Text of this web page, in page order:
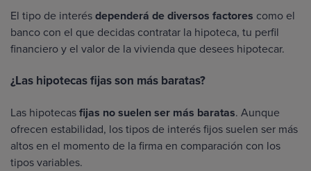
El tipo de interésdependerá de diversos factores como el
banco con el que decidas contratar la hipoteca, tu perfil
financiero y el valor de la vivienda que desees hipotecar.
¿Las hipotecas fijas son más baratas?
Las hipotecasfijas no suelen ser más baratas. Aunque
ofrecen estabilidad, los tipos de interés fijos suelen ser más
altos en el momento de la firma en comparación con los
tipos variables.